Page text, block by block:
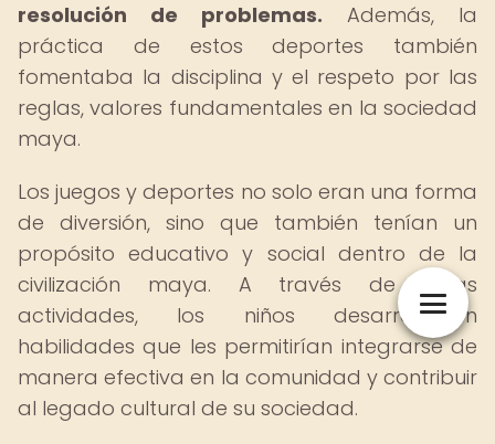
resolución de problemas. Además, la
práctica de estos deportes también
fomentaba la disciplina y el respeto por las
reglas, valores fundamentales en la sociedad
maya.
Los juegos y deportes no solo eran una forma
de diversión, sino que también tenían un
propósito educativo y social dentro de la
civilización maya. A través de estas
actividades, los niños desarrollaban
habilidades que les permitirían integrarse de
manera efectiva en la comunidad y contribuir
al legado cultural de su sociedad.